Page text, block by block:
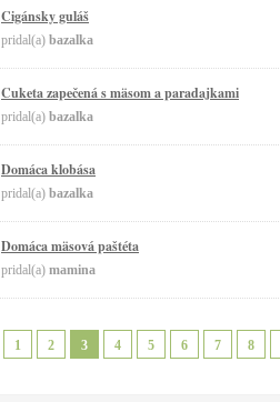
Cigánsky guláš
pridal(a) bazalka
Cuketa zapečená s mäsom a paradajkami
pridal(a) bazalka
Domáca klobása
pridal(a) bazalka
Domáca mäsová paštéta
pridal(a) mamina
1 2 3 4 5 6 7 8